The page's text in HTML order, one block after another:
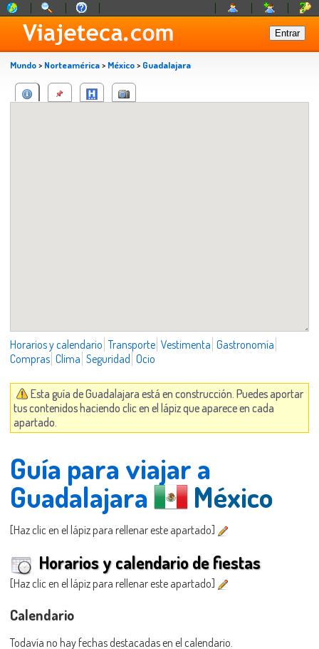
Mundo> Norteamérica> México> Guadalajara
Horarios y calendario Transporte Vestimenta Gastronomía
Compras Clima Seguridad Ocio
Esta guía de Guadalajara está en construcción. Puedes aportar
tus contenidos haciendo clic en el lápiz que aparece en cada
apartado.
Guía para viajar a
Guadalajara
México
[Haz clic en el lápiz para rellenar este apartado]
Horarios y calendario de fiestas
[Haz clic en el lápiz para rellenar este apartado]
Calendario
Todavía no hay fechas destacadas en el calendario.